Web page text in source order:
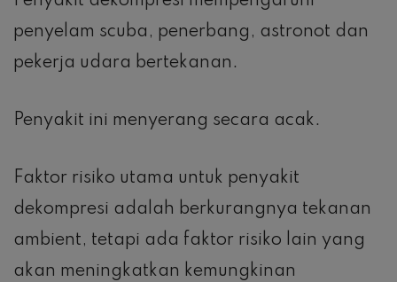
penyelam scuba, penerbang, astronot dan
pekerja udara bertekanan.
Penyakit ini menyerang secara acak.
Faktor risiko utama untuk penyakit
dekompresi adalah berkurangnya tekanan
ambient, tetapi ada faktor risiko lain yang
akan meningkatkan kemungkinan